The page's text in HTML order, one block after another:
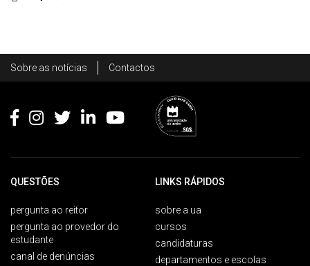
Footer
Sobre as notícias Contactos
QUESTÕES
pergunta ao reitor
pergunta ao provedor do
estudante
canal de denúncias
LINKS RÁPIDOS
sobre a ua
cursos
candidaturas
departamentos e escolas